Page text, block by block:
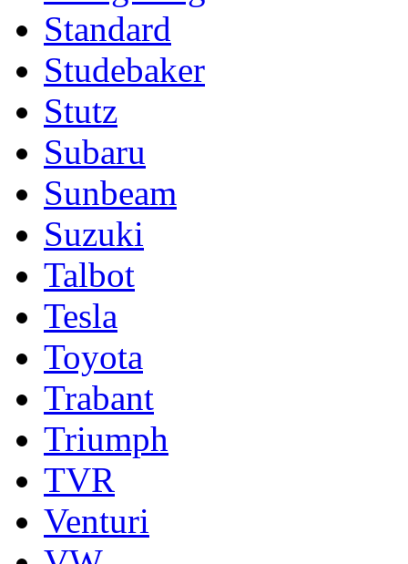
Standard
Studebaker
Stutz
Subaru
Sunbeam
Suzuki
Talbot
Tesla
Toyota
Trabant
Triumph
TVR
Venturi